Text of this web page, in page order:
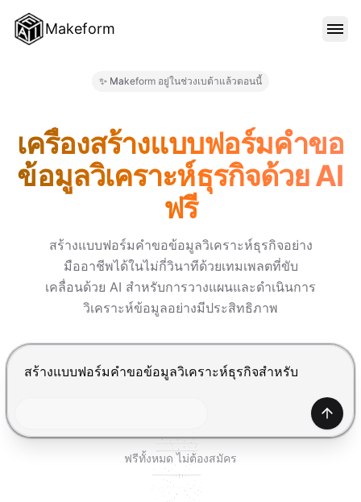
Makeform
บล็อก
ราคา
เข้าสู่ระบบ
ทดลองใช้ฟรี
✨ Makeform อยู่ในช่วงเบต้าแล้วตอนนี้
เครื่องสร้างแบบฟอร์มคำขอ
ข้อมูลวิเคราะห์ธุรกิจด้วย AI
ฟรี
สร้างแบบฟอร์มคำขอข้อมูลวิเคราะห์ธุรกิจอย่าง
มืออาชีพได้ในไม่กี่วินาทีด้วยเทมเพลตที่ขับ
เคลื่อนด้วย AI สำหรับการวางแผนและดำเนินการ
วิเคราะห์ข้อมูลอย่างมีประสิทธิภาพ
กด Enter เพื่อส่ง, Shift+Enter เพื่อขึ้นบรรทัดใหม่
สร้าง
ฟรีทั้งหมด ไม่ต้องสมัคร